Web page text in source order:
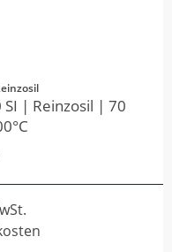
SI | Reinzosil | 70